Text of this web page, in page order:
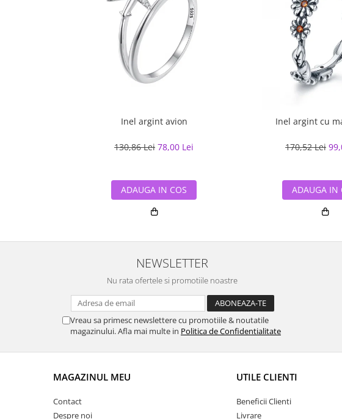
Inel argint avion
130,86 Lei 78,00 Lei
ADAUGA IN COS
Inel argint cu
170,52 Lei
ADAUGA IN
NEWSLETTER
Nu rata ofertele si promotiile noastre
Vreau sa primesc newslettere cu promotiile & noutatile
magazinului. Afla mai multe in Politica de Confidentialitate
MAGAZINUL MEU
Contact
Despre noi
UTILE CLIENTI
Beneficii Clienti
Livrare